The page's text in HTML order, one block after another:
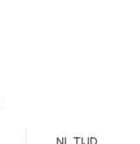
NL TIJD